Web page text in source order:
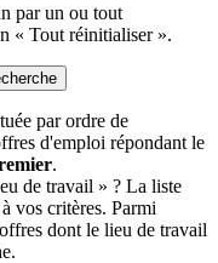
par un ou tout
« Tout réinitialiser ».
par ordre de
d'emploi répondant le
.
de travail » ? La liste
vos critères. Parmi
dont le lieu de travail